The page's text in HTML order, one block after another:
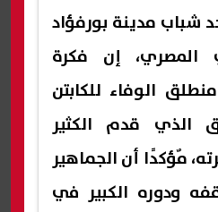
شباب مدينة بورفؤاد
المصري، إن فكرة
الوفاء للكابتن
الذي قدم الكثير
مٌؤكدًا أن الجماهير
ودوره الكبير في